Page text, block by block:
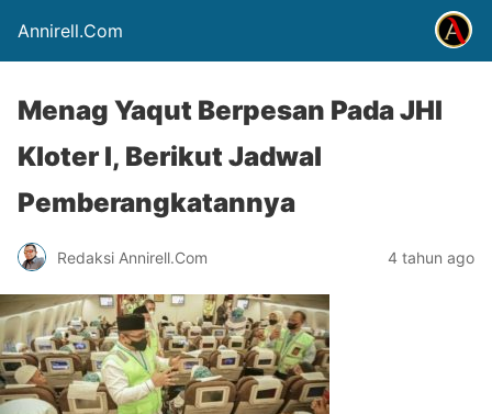
Annirell.Com
Menag Yaqut Berpesan Pada JHI
Kloter I, Berikut Jadwal
Pemberangkatannya
Redaksi Annirell.Com 4 tahun ago